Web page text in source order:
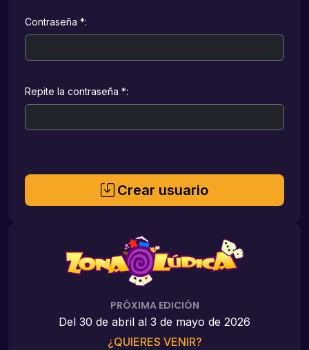
Contraseña *:
Repite la contraseña *:
Crear usuario
PRÓXIMA EDICIÓN
Del 30 de abril al 3 de mayo de 2026
¿QUIERES VENIR?